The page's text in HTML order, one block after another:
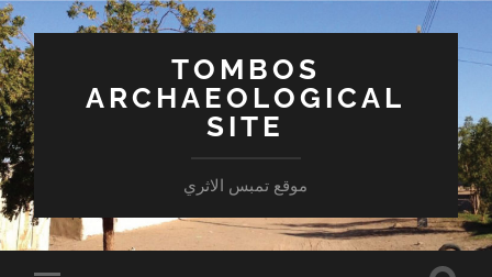
TOMBOS
ARCHAEOLOGICAL
SITE
موقع تمبس الاثري